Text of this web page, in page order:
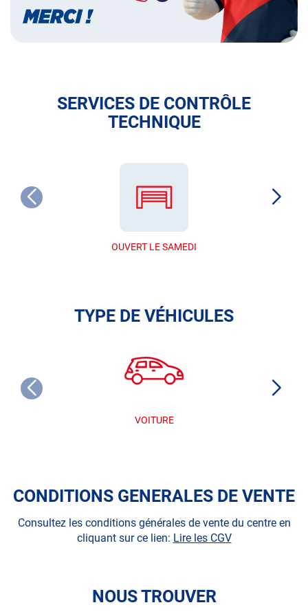
SERVICES DE CONTRÔLE
TECHNIQUE
OUVERT LE SAMEDI
TYPE DE VÉHICULES
VOITURE
CONDITIONS GENERALES DE VENTE
Consultez les conditions générales de vente du centre en
cliquant sur ce lien: Lire les CGV
NOUS TROUVER